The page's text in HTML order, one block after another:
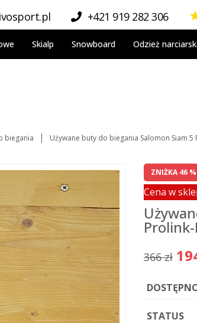
+421 919 282 306
Skialp Snowboard Odzież
biegania Używane buty do biegania Salomon Siam 5
ZNIŻKA 46 %
Cena w
366 zł
STATUS